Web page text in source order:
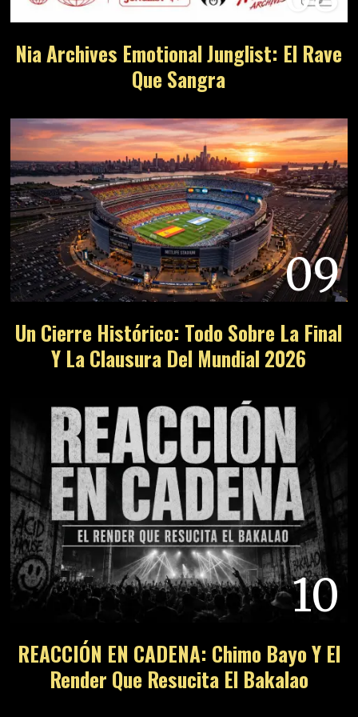
Nia Archives Emotional Junglist: El Rave
Que Sangra
09
Un Cierre Histórico: Todo Sobre La Final
Y La Clausura Del Mundial 2026
10
REACCIÓN EN CADENA: Chimo Bayo Y El
Render Que Resucita El Bakalao